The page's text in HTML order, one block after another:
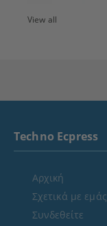
View all
Techno Ecpress
Αρχική
Σχετικά με εμάς
Συνδεθείτε